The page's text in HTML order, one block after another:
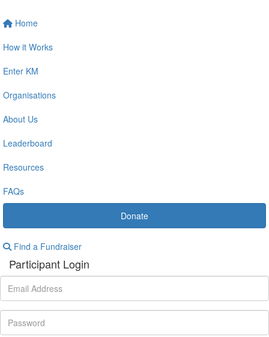
Home
How it Works
Enter KM
Organisations
About Us
Leaderboard
Resources
FAQs
Donate
Find a Fundraiser
Participant Login